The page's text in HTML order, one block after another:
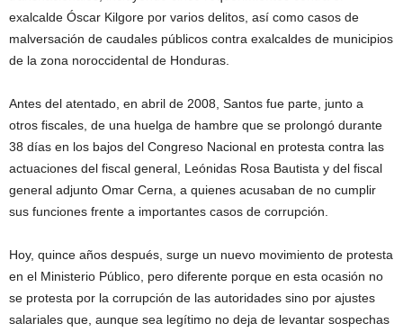
exalcalde Óscar Kilgore por varios delitos, así como casos de
malversación de caudales públicos contra exalcaldes de municipios
de la zona noroccidental de Honduras.
Antes del atentado, en abril de 2008, Santos fue parte, junto a
otros fiscales, de una huelga de hambre que se prolongó durante
38 días en los bajos del Congreso Nacional en protesta contra las
actuaciones del fiscal general, Leónidas Rosa Bautista y del fiscal
general adjunto Omar Cerna, a quienes acusaban de no cumplir
sus funciones frente a importantes casos de corrupción.
Hoy, quince años después, surge un nuevo movimiento de protesta
en el Ministerio Público, pero diferente porque en esta ocasión no
se protesta por la corrupción de las autoridades sino por ajustes
salariales que, aunque sea legítimo no deja de levantar sospechas